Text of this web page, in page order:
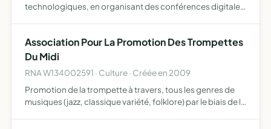
technologiques, en organisant des conférences digitales
promouvoir …
Association Pour La Promotion Des Trompettes
Du Midi
RNA W134002591 · Culture · Créée en 2009
Promotion de la trompette à travers, tous les genres de
musiques (jazz, classique variété, folklore) par le biais de la